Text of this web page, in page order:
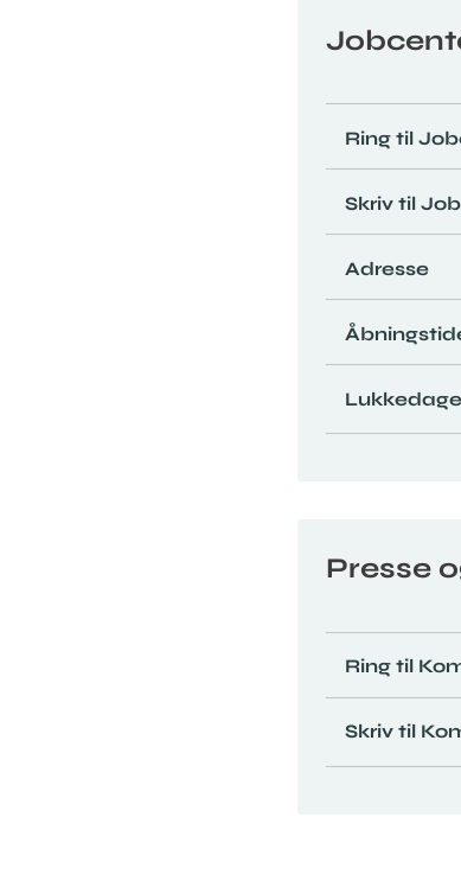
Ring til
Skriv til
Adresse
Lukkedage
Presse
Ring til
Skriv til